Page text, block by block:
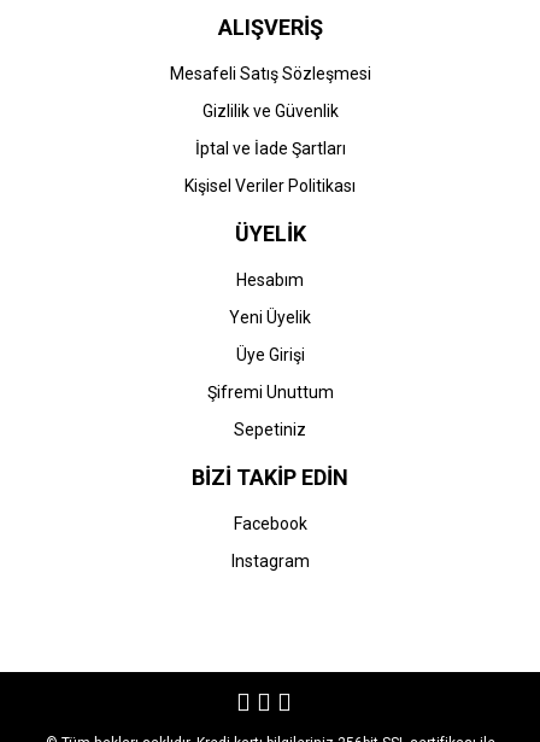
ALIŞVERİŞ
Mesafeli Satış Sözleşmesi
Gizlilik ve Güvenlik
İptal ve İade Şartları
Kişisel Veriler Politikası
ÜYELİK
Hesabım
Yeni Üyelik
Üye Girişi
Şifremi Unuttum
Sepetiniz
BİZİ TAKİP EDİN
Facebook
Instagram